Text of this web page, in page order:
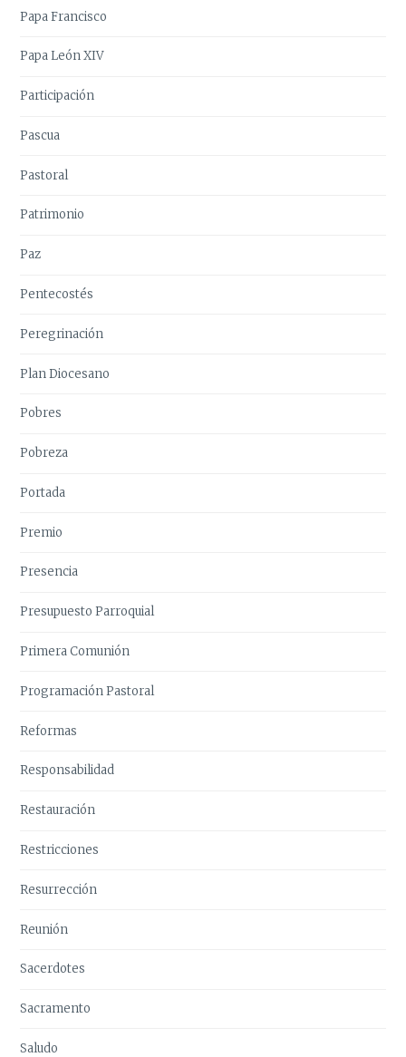
Papa Francisco
Papa León XIV
Participación
Pascua
Pastoral
Patrimonio
Paz
Pentecostés
Peregrinación
Plan Diocesano
Pobres
Pobreza
Portada
Premio
Presencia
Presupuesto Parroquial
Primera Comunión
Programación Pastoral
Reformas
Responsabilidad
Restauración
Restricciones
Resurrección
Reunión
Sacerdotes
Sacramento
Saludo